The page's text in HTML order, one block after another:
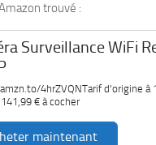
trouvé :
Surveillance WiFi
4hrZVQNTarif d'origine à
141,99 €à cocher
maintenant